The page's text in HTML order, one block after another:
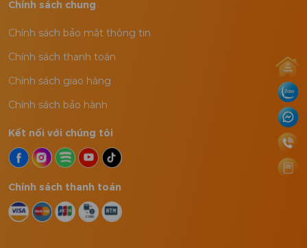
Chính sách chung
Chính sách bảo mật thông tin
Chính sách thanh toán
Chính sách giao hàng
Chính sách bảo hành
Kết nối với chúng tôi
Chính sách thanh toán